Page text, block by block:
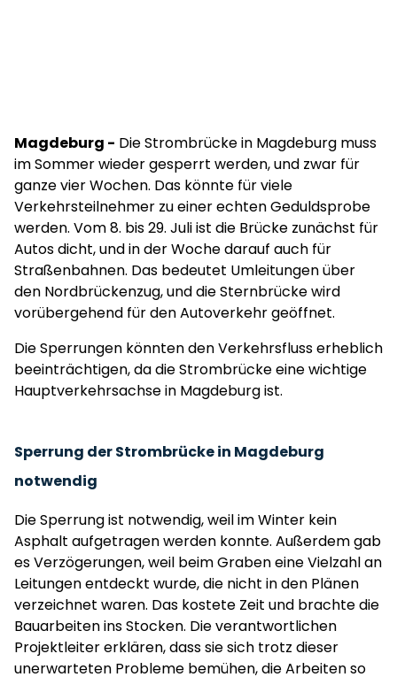
Magdeburg - Die Strombrücke in Magdeburg muss
im Sommer wieder gesperrt werden, und zwar für
ganze vier Wochen. Das könnte für viele
Verkehrsteilnehmer zu einer echten Geduldsprobe
werden. Vom 8. bis 29. Juli ist die Brücke zunächst für
Autos dicht, und in der Woche darauf auch für
Straßenbahnen. Das bedeutet Umleitungen über
den Nordbrückenzug, und die Sternbrücke wird
vorübergehend für den Autoverkehr geöffnet.
Die Sperrungen könnten den Verkehrsfluss erheblich
beeinträchtigen, da die Strombrücke eine wichtige
Hauptverkehrsachse in Magdeburg ist.
Sperrung der Strombrücke in Magdeburg
notwendig
Die Sperrung ist notwendig, weil im Winter kein
Asphalt aufgetragen werden konnte. Außerdem gab
es Verzögerungen, weil beim Graben eine Vielzahl an
Leitungen entdeckt wurde, die nicht in den Plänen
verzeichnet waren. Das kostete Zeit und brachte die
Bauarbeiten ins Stocken. Die verantwortlichen
Projektleiter erklären, dass sie sich trotz dieser
unerwarteten Probleme bemühen, die Arbeiten so